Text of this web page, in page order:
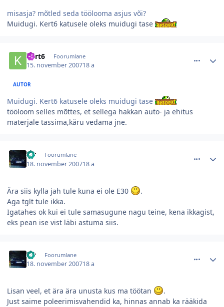
misasja? mõtled seda töölooma asjus või?
Muidugi. Kert6 katusele oleks muidugi tase
kert6 Foorumlane
15. november 200718 a
AUTOR
Muidugi. Kert6 katusele oleks muidugi tase
tööloom selles mõttes, et sellega hakkan auto- ja ehitus
materjale tassima,käru vedama jne.
str Foorumlane
18. november 200718 a
Ära siis kylla jah tule kuna ei ole E30
.
Aga tglt tule ikka.
Igatahes ok kui ei tule samasugune nagu teine, kena ikkagist,
eks pean ise vist läbi astuma siis.
str Foorumlane
18. november 200718 a
Lisan veel, et ära ära unusta kus ma töötan
.
Just saime poleerimisvahendid ka, hinnas annab ka rääkida